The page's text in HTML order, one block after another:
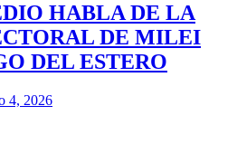
HABLA DE LA
DE MILEI
DEL ESTERO
4, 2026